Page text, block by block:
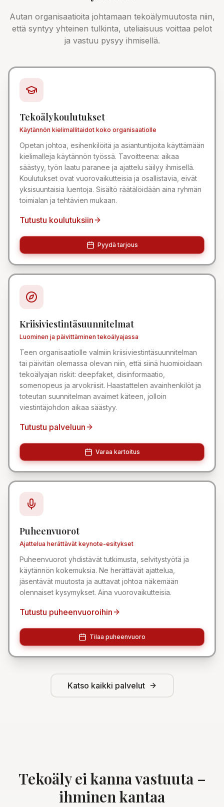
Autan organisaatioita johtamaan tekoälymuutosta niin,
että syntyy yhteinen tulkinta, uteliaisuus voittaa pelot
ja vastuu pysyy ihmisellä.
Tekoälykoulutukset
Käytännön kielimallitaidot koko organisaatiolle
Opetan johtoa, esihenkilöitä ja asiantuntijoita käyttämään
kielimalleja käytännön työssä. Tavoitteena: aikaa
säästyy, työn laatu paranee ja ajattelu säilyy ihmisellä.
Koulutukset ovat vuorovaikutteisia ja osallistavia, eivät
yksisuuntaisia luentoja. Sisältö räätälöidään aina ryhmän
toimialan ja tehtävien mukaan.
Tutustu koulutuksiin
Pyydä tarjous
Kriisiviestintäsuunnitelmat
Luominen ja päivittäminen tekoälyajassa
Teen organisaatiolle valmiin kriisiviestintäsuunnitelman
tai päivitän olemassa olevan niin, että siinä huomioidaan
tekoälyajan riskit: deepfaket, disinformaatio,
somenopeus ja arvokriisit. Haastattelen avainhenkilöt ja
toteutan suunnitelman avaimet käteen, jolloin
viestintäjohdon aikaa säästyy.
Tutustu palveluun
Varaa kartoitus
Puheenvuorot
Ajattelua herättävät keynote-esitykset
Puheenvuorot yhdistävät tutkimusta, selvitystyötä ja
käytännön kokemuksia. Ne herättävät ajattelua,
jäsentävät muutosta ja auttavat johtoa näkemään
olennaiset kysymykset. Aina vuorovaikutteisia.
Tutustu puheenvuoroihin
Tilaa puheenvuoro
Katso kaikki palvelut
Tekoäly ei kanna vastuuta –
ihminen kantaa